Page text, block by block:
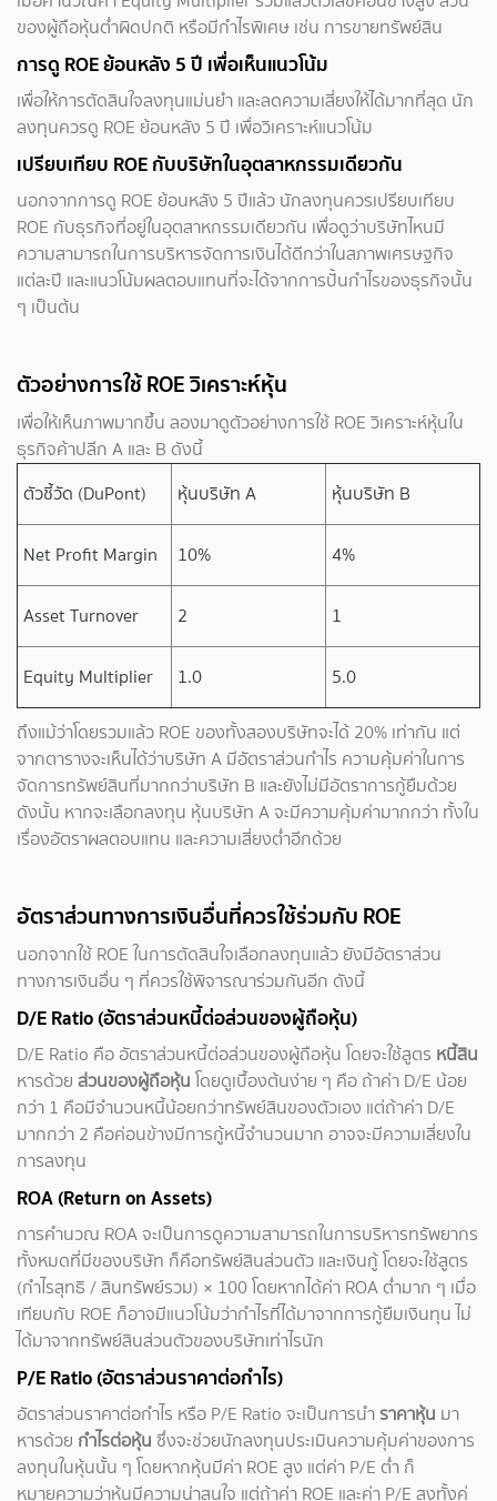
ของผู้ถือหุ้นต่ำผิดปกติ หรือมีกำไรพิเศษ เช่น การขายทรัพย์สิน
การดู ROE ย้อนหลัง 5 ปี เพื่อเห็นแนวโน้ม
เพื่อให้การตัดสินใจลงทุนแม่นยำ และลดความเสี่ยงให้ได้มากที่สุด นัก
ลงทุนควรดู ROE ย้อนหลัง 5 ปี เพื่อวิเคราะห์แนวโน้ม
เปรียบเทียบ ROE กับบริษัทในอุตสาหกรรมเดียวกัน
นอกจากการดู ROE ย้อนหลัง 5 ปีแล้ว นักลงทุนควรเปรียบเทียบ
ROE กับธุรกิจที่อยู่ในอุตสาหกรรมเดียวกัน เพื่อดูว่าบริษัทไหนมี
ความสามารถในการบริหารจัดการเงินได้ดีกว่าในสภาพเศรษฐกิจ
แต่ละปี และแนวโน้มผลตอบแทนที่จะได้จากการปั้นกำไรของธุรกิจนั้น
ๆ เป็นต้น
ตัวอย่างการใช้ ROE วิเคราะห์หุ้น
เพื่อให้เห็นภาพมากขึ้น ลองมาดูตัวอย่างการใช้ ROE วิเคราะห์หุ้นใน
ธุรกิจค้าปลีก A และ B ดังนี้
ตัวชี้วัด (DuPont)
หุ้นบริษัท A หุ้นบริษัท B
Net Profit Margin 10% 4%
Asset Turnover 2 1
Equity Multiplier 1.0 5.0
ถึงแม้ว่าโดยรวมแล้ว ROE ของทั้งสองบริษัทจะได้ 20% เท่ากัน แต่
จากตารางจะเห็นได้ว่าบริษัท A มีอัตราส่วนกำไร ความคุ้มค่าในการ
จัดการทรัพย์สินที่มากกว่าบริษัท B และยังไม่มีอัตราการกู้ยืมด้วย
ดังนั้น หากจะเลือกลงทุน หุ้นบริษัท A จะมีความคุ้มค่ามากกว่า ทั้งใน
เรื่องอัตราผลตอบแทน และความเสี่ยงต่ำอีกด้วย
อัตราส่วนทางการเงินอื่นที่ควรใช้ร่วมกับ ROE
นอกจากใช้ ROE ในการตัดสินใจเลือกลงทุนแล้ว ยังมีอัตราส่วน
ทางการเงินอื่น ๆ ที่ควรใช้พิจารณาร่วมกันอีก ดังนี้
D/E Ratio (อัตราส่วนหนี้ต่อส่วนของผู้ถือหุ้น)
D/E Ratio คือ อัตราส่วนหนี้ต่อส่วนของผู้ถือหุ้น โดยจะใช้สูตร หนี้สิน
หารด้วย ส่วนของผู้ถือหุ้น โดยดูเบื้องต้นง่าย ๆ คือ ถ้าค่า D/E น้อย
กว่า 1 คือมีจำนวนหนี้น้อยกว่าทรัพย์สินของตัวเอง แต่ถ้าค่า D/E
มากกว่า 2 คือค่อนข้างมีการกู้หนี้จำนวนมาก อาจจะมีความเสี่ยงใน
การลงทุน
ROA (Return on Assets)
การคำนวณ ROA จะเป็นการดูความสามารถในการบริหารทรัพยากร
ทั้งหมดที่มีของบริษัท ก็คือทรัพย์สินส่วนตัว และเงินกู้ โดยจะใช้สูตร
(กำไรสุทธิ / สินทรัพย์รวม) × 100 โดยหากได้ค่า ROA ต่ำมาก ๆ เมื่อ
เทียบกับ ROE ก็อาจมีแนวโน้มว่ากำไรที่ได้มาจากการกู้ยืมเงินทุน ไม่
ได้มาจากทรัพย์สินส่วนตัวของบริษัทเท่าไรนัก
P/E Ratio (อัตราส่วนราคาต่อกำไร)
อัตราส่วนราคาต่อกำไร หรือ P/E Ratio จะเป็นการนำ ราคาหุ้น มา
หารด้วย กำไรต่อหุ้น ซึ่งจะช่วยนักลงทุนประเมินความคุ้มค่าของการ
ลงทุนในหุ้นนั้น ๆ โดยหากหุ้นมีค่า ROE สูง แต่ค่า P/E ต่ำ ก็
หมายความว่าหุ้นมีความน่าสนใจ แต่ถ้าค่า ROE และค่า P/E สูงทั้งคู่